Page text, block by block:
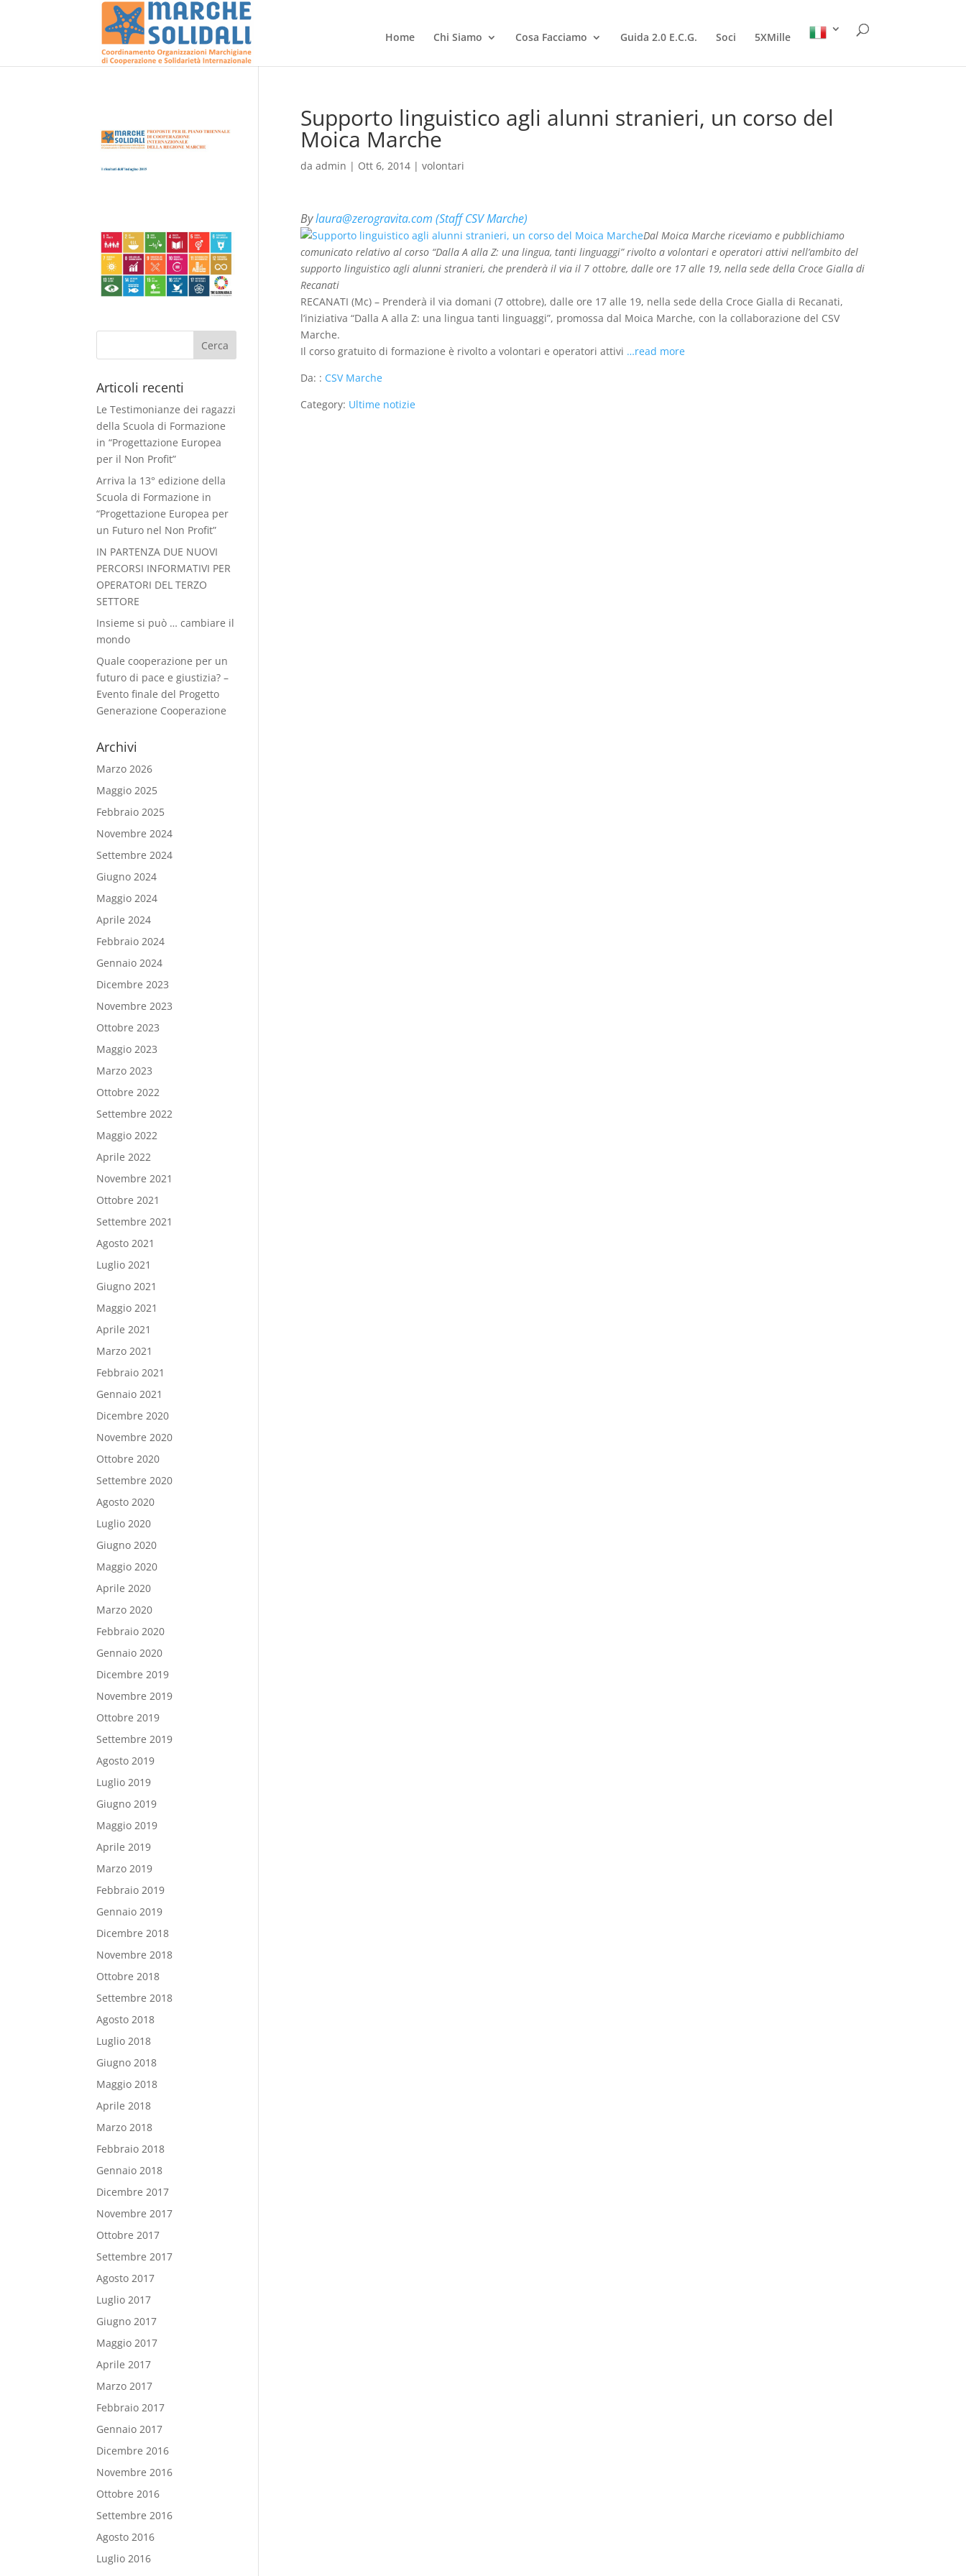
Home Chi Siamo Cosa Facciamo Guida 2.0 E.C.G. Soci 5XMille
Supporto linguistico agli alunni stranieri, un corso del
Moica Marche
da admin | Ott 6, 2014| volontari
Bylaura@zerogravita.com (Staff CSV Marche)
Dal Moica Marche riceviamo e pubblichiamo
comunicato relativo al corso “Dalla A alla Z: una lingua, tanti linguaggi” rivolto a volontari e operatori attivi nell’ambito del
supporto linguistico agli alunni stranieri, che prenderà il via il 7 ottobre, dalle ore 17 alle 19, nella sede della Croce Gialla di
Recanati
RECANATI (Mc) – Prenderà il via domani (7 ottobre), dalle ore 17 alle 19, nella sede della Croce Gialla di Recanati,
l’iniziativa “Dalla A alla Z: una lingua tanti linguaggi”, promossa dal Moica Marche, con la collaborazione del CSV
Marche.
Il corso gratuito di formazione è rivolto a volontari e operatori attivi …read more
Da: : CSV Marche
Category: Ultime notizie
Articoli recenti
Le Testimonianze dei ragazzi
della Scuola di Formazione
in “Progettazione Europea
per il Non Profit”
Arriva la 13° edizione della
Scuola di Formazione in
“Progettazione Europea per
un Futuro nel Non Profit”
IN PARTENZA DUE NUOVI
PERCORSI INFORMATIVI PER
OPERATORI DEL TERZO
SETTORE
Insieme si può … cambiare il
mondo
Quale cooperazione per un
futuro di pace e giustizia? –
Evento finale del Progetto
Generazione Cooperazione
Archivi
Marzo 2026
Maggio 2025
Febbraio 2025
Novembre 2024
Settembre 2024
Giugno 2024
Maggio 2024
Aprile 2024
Febbraio 2024
Gennaio 2024
Dicembre 2023
Novembre 2023
Ottobre 2023
Maggio 2023
Marzo 2023
Ottobre 2022
Settembre 2022
Maggio 2022
Aprile 2022
Novembre 2021
Ottobre 2021
Settembre 2021
Agosto 2021
Luglio 2021
Giugno 2021
Maggio 2021
Aprile 2021
Marzo 2021
Febbraio 2021
Gennaio 2021
Dicembre 2020
Novembre 2020
Ottobre 2020
Settembre 2020
Agosto 2020
Luglio 2020
Giugno 2020
Maggio 2020
Aprile 2020
Marzo 2020
Febbraio 2020
Gennaio 2020
Dicembre 2019
Novembre 2019
Ottobre 2019
Settembre 2019
Agosto 2019
Luglio 2019
Giugno 2019
Maggio 2019
Aprile 2019
Marzo 2019
Febbraio 2019
Gennaio 2019
Dicembre 2018
Novembre 2018
Ottobre 2018
Settembre 2018
Agosto 2018
Luglio 2018
Giugno 2018
Maggio 2018
Aprile 2018
Marzo 2018
Febbraio 2018
Gennaio 2018
Dicembre 2017
Novembre 2017
Ottobre 2017
Settembre 2017
Agosto 2017
Luglio 2017
Giugno 2017
Maggio 2017
Aprile 2017
Marzo 2017
Febbraio 2017
Gennaio 2017
Dicembre 2016
Novembre 2016
Ottobre 2016
Settembre 2016
Agosto 2016
Luglio 2016